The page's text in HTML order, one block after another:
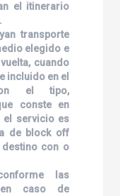
el itinerario
transporte
elegido e
cuando
incluido en el
el tipo,
conste en
el servicio es
de block off
con o
las
caso de